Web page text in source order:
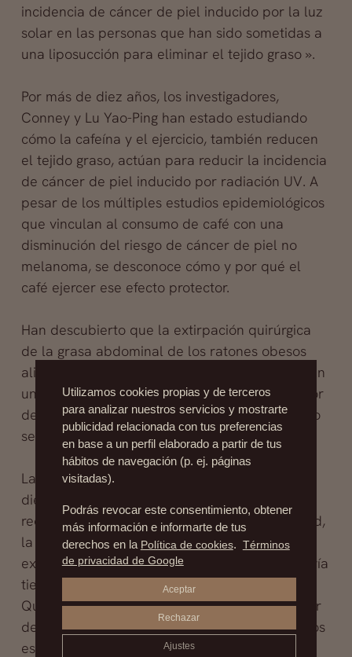
incidencia de cáncer de piel inducido por la luz
solar en las personas que han sido sometidas a
una liposucción para eliminar el tejido graso ».
Por más de diez años, los investigadores,
Conney y Lu Yao-Ping han estado estudiando
cómo la cafeína y el ejercicio, también reducen
el tejido graso, actúan para reducir la incidencia
de cáncer de piel inducido por radiación UV. A
pesar de los múltiples estudios epidemiológicos
que vinculan al consumo de café con una
disminución del riesgo de cáncer de piel no
melanoma, se desconoce cómo y por qué el
café ejercer ese efecto protector.
Han descubierto que la extirpación quirúrgica
de la grasa abdominal de los ratones obesos
alimentados con una dieta alta en grasas tenían
una probabilidad de un 75-80 por ciento menor
de tener cáncer de piel que los ratones que no
se sometieron a una liposucción.
La disminución de la ingesta de calorías, las
dietas bajas en grasa y ejercicio físico se
recomienda para el tratamiento de la obesidad,
la prevención del cáncer mediante la
extirpación quirúrgica de tejido de grasa todavía
tiene que ser explorado.
Queda mucho trabajo por realizar y mucho por
descubrir, pero el primer paso ya está dado, los
estudios seguirán su curso y se publicarán
Utilizamos cookies propias y de terceros
para analizar nuestros servicios y mostrarte
publicidad relacionada con tus preferencias
en base a un perfil elaborado a partir de tus
hábitos de navegación (p. ej. páginas
visitadas).
Podrás revocar este consentimiento, obtener
más información e informarte de tus
derechos en la Política de cookies. Términos
de privacidad de Google
Aceptar
Rechazar
Ajustes